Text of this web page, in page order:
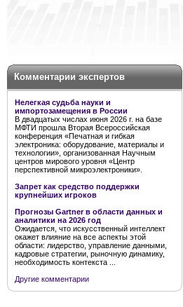
Комментарии экспертов
Нелегкая судьба науки и
импортозамещения в России
В двадцатых числах июня 2026 г. на базе
МФТИ прошла Вторая Всероссийская
конференция «Печатная и гибкая
электроника: оборудование, материалы и
технологии», организованная Научным
центров мирового уровня «Центр
перспективной микроэлектроники».
Запрет как средство поддержки
крупнейших игроков
Прогнозы Gartner в области данных и
аналитики на 2026 год
Ожидается, что искусственный интеллект
окажет влияние на все аспекты этой
области: лидерство, управление данными,
кадровые стратегии, рыночную динамику,
необходимость контекста ...
Другие комментарии